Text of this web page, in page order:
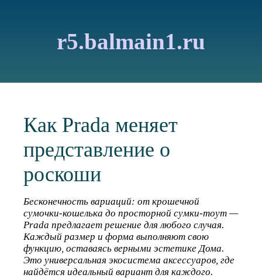
r5.balmain1.ru
Как Prada меняет
представление о
роскоши
Бесконечность вариаций: от крошечной
сумочки-кошелька до просторной сумки-тоут —
Prada предлагает решение для любого случая.
Каждый размер и форма выполняют свою
функцию, оставаясь верными эстетике Дома.
Это универсальная экосистема аксессуаров, где
найдётся идеальный вариант для каждого.